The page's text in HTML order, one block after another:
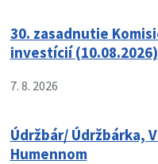
30. zasadnutie
investícií (10.08.2026)
7. 8. 2026
Údržbár/ Údržbárka,
Humennom